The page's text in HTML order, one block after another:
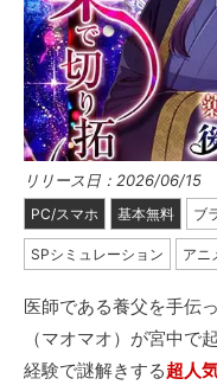
リリース日：2026/06/15
PC/スマホ 基本無料 ブ
SPシミュレーション アニ
医師である養父を手伝
（マオマオ）が宮中で
経験で謎解きする超人